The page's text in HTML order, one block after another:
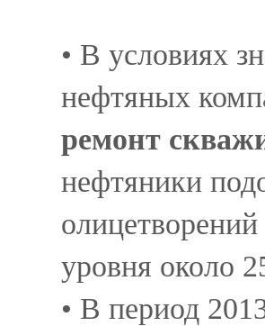
• В условиях
нефтяных
ремонт
нефтяники
уровня около
• В период